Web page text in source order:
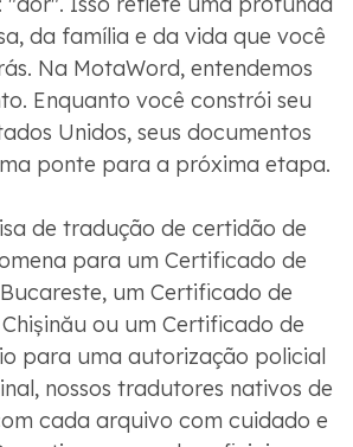
da família e da vida que você
Na MotaWord, entendemos
Enquanto você constrói seu
Unidos, seus documentos
ponte para a próxima etapa.
de tradução de certidão de
para um Certificado de
um Certificado de
ou um Certificado de
para uma autorização policial
nossos tradutores nativos de
cada arquivo com cuidado e